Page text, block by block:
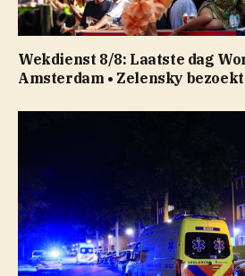
Wekdienst 8/8: Laatste dag
Amsterdam • Zelensky